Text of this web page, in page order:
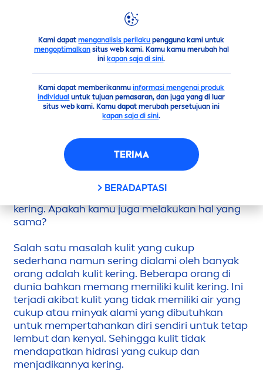
Kami dapatmenganalisis perilaku pengguna kami untuk
mengoptimalkansitus web kami. Kamu kamu merubah hal
ini kapan saja di sini.
Kami dapat memberikanmuinformasi mengenai produk
individual untuk tujuan pemasaran, dan juga yang di luar
situs web kami. Kamu dapat merubah persetujuan ini
kapan saja di sini.
TERIMA
BERADAPTASI
Saran Rekomendasi Body Lotion untuk Kulit Kering, Wajib
REKOMENDASI BODY LOTION UNTUK
KULIT KERING, WAJIB COBA!
dengan kuku, kemudian muncul garis putih? Ini
merupakan salah satu tanda bahwa kulitmu
dalam kondisi kering. Beberapa orang biasanya
ggunakan body lotion sebagai
kering. Apakah kamu juga melakukan hal yang
sama?
Salah satu masalah kulit yang cukup
sederhana namun sering dialami oleh banyak
orang adalah kulit kering. Beberapa orang di
dunia bahkan memang memiliki kulit kering. Ini
terjadi akibat kulit yang tidak memiliki air yang
cukup atau minyak alami yang dibutuhkan
untuk mempertahankan diri sendiri untuk tetap
lembut dan kenyal. Sehingga kulit tidak
mendapatkan hidrasi yang cukup dan
menjadikannya kering.